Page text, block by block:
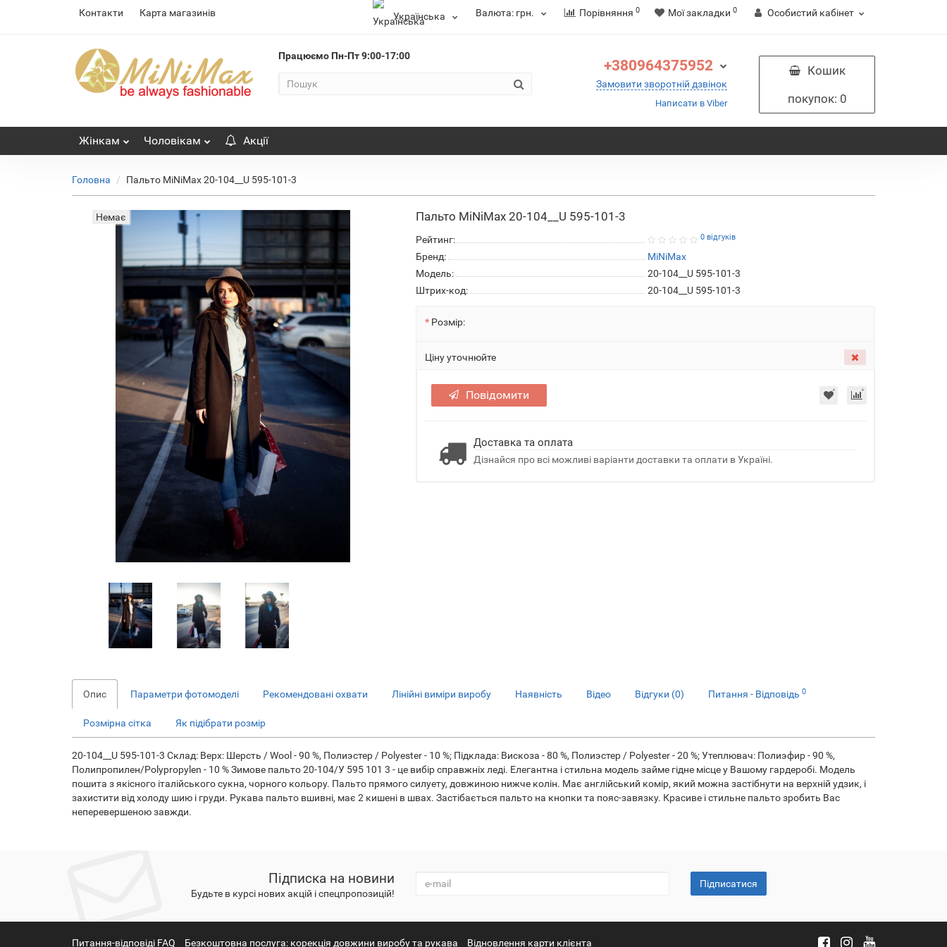
Контакти Карта магазинів Українська Валюта: грн. Порівняння 0 Мої закладки 0 Особистий кабінет
Працюємо Пн-Пт 9:00-17:00
+380964375952
Замовити зворотній дзвінок
Написати в Viber
Кошик
покупок: 0
Жінкам Чоловікам Акції
Головна Пальто MiNiMax 20-104__U 595-101-3
Немає Пальто MiNiMax 20-104__U 595-101-3
Рейтинг: 0 відгуків
Бренд:
MiNiMax
Модель:
20-104__U 595-101-3
Штрих-код:
20-104__U 595-101-3
Розмір:
Ціну уточнюйте
Повідомити
Доставка та оплата
Дізнайся про всі можливі варіанти доставки та оплати в Україні.
Опис Параметри фотомоделі Рекомендовані охвати Лінійні виміри виробу Наявність Відео Відгуки (0) Питання - Відповідь 0
Розмірна сітка Як підібрати розмір
20-104__U 595-101-3 Склад: Верх: Шерсть / Wool - 90 %, Полиэстер / Polyester - 10 %; Підклада: Вискоза - 80 %, Полиэстер / Polyester - 20 %; Утеплювач: Полиэфир - 90 %,
Полипропилен/Polypropylen - 10 % Зимове пальто 20-104/У 595 101 3 - це вибір справжніх леді. Елегантна і стильна модель займе гідне місце у Вашому гардеробі. Модель
пошита з якісного італійського сукна, чорного кольору. Пальто прямого силуету, довжиною нижче колін. Має англійський комір, який можна застібнути на верхній удзик, і
захистити від холоду шию і груди. Рукава пальто вшивні, має 2 кишені в швах. Застібається пальто на кнопки та пояс-завязку. Красиве і стильне пальто зробить Вас
неперевершеною завжди.
Підписка на новини
Будьте в курсі нових акцій і спецпропозицій!
Підписатися
Питання-відповіді FAQ Безкоштовна послуга: корекція довжини виробу та рукава Відновлення карти клієнта